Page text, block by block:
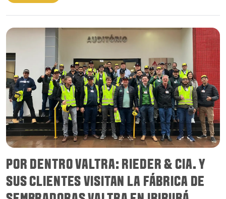
POR DENTRO VALTRA: RIEDER & CIA. Y
SUS CLIENTES VISITAN LA FÁBRICA DE